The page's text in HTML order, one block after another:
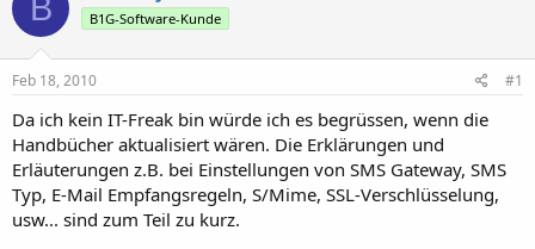
a
s
t
a
t
e
r
r
t
e
B B1G-Software-Kunde
Feb 18, 2010 #1
Da ich kein IT-Freak bin würde ich es begrüssen, wenn die
Handbücher aktualisiert wären. Die Erklärungen und
Erläuterungen z.B. bei Einstellungen von SMS Gateway, SMS
Typ, E-Mail Empfangsregeln, S/Mime, SSL-Verschlüsselung,
usw... sind zum Teil zu kurz.